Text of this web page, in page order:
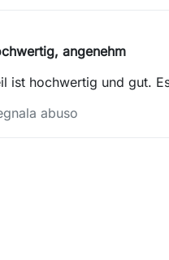
angenehm
ist hochwertig und gut.
abuso